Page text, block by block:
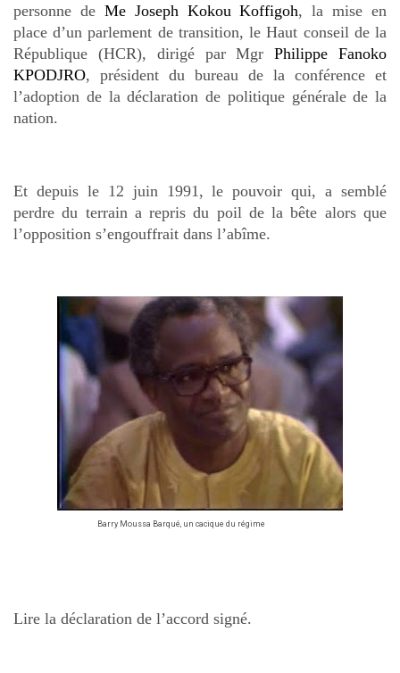
personne de Me Joseph Kokou Koffigoh, la mise en
place d’un parlement de transition, le Haut conseil de la
République (HCR), dirigé par MgrPhilippe Fanoko
KPODJRO, président du bureau de la conférence et
l’adoption de la déclaration de politique générale de la
nation.
Et depuis le 12 juin 1991, le pouvoir qui, a semblé
perdre du terrain a repris du poil de la bête alors que
l’opposition s’engouffrait dans l’abîme.
Barry Moussa Barqué, un cacique du régime
Lire la déclaration de l’accord signé.